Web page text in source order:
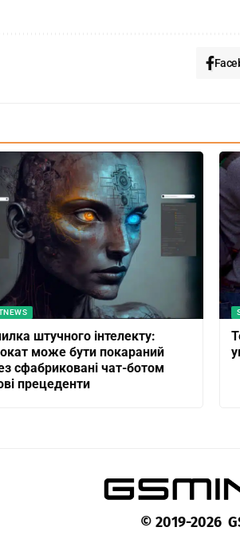
штучного інтелекту:
може бути покараний
сфабриковані чат-ботом
прецеденти
© 2019-2026